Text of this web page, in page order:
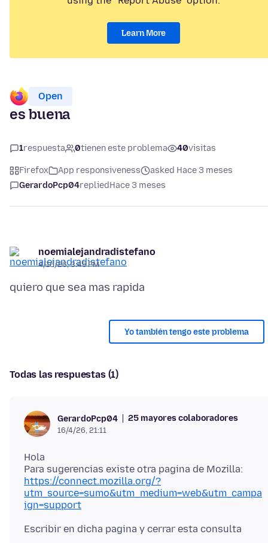
Learn More
Open
es buena
1respuesta 0tienen este problema 40visitas
Firefox App responsiveness
asked Hace 3 meses
GerardoPcp04repliedHace 3 meses
noemialejandradistefano
4/16/26, 3:45 PM
Yo también tengo este problema
Todas las respuestas (1)
GerardoPcp04 25 mayores colaboradores
16/4/26, 21:11
Hola
https://connect.mozilla.org/?
utm_source=sumo&utm_medium=web&utm_campa
ign=support